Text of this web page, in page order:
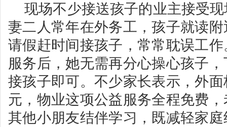
现场不少接送孩子的业主接受
妻二人常年在外务工，孩子就读
请假赶时间接孩子，常常耽误工
服务后，她无需再分心操心孩子
接孩子即可。不少家长表示，外
元，物业这项公益服务全程免费
其他小朋友结伴学习，既减轻家